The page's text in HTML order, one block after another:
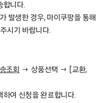
합니다.
발생한 경우, 마이쿠팡을 통해
시기 바랍니다.
조회
→ 상품선택 → [교환,
하여 신청을 완료합니다.